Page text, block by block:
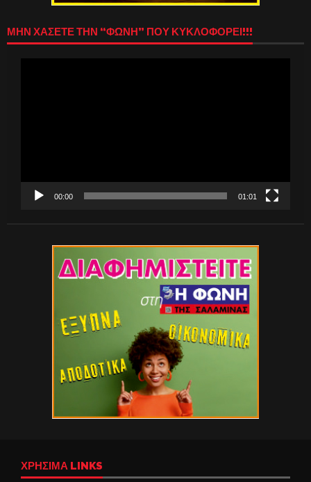
ΜΗΝ ΧΑΣΕΤΕ ΤΗΝ “ΦΩΝΗ” ΠΟΥ ΚΥΚΛΟΦΟΡΕΙ!!!
00:00 01:01
ΧΡΉΣΙΜΑ LINKS